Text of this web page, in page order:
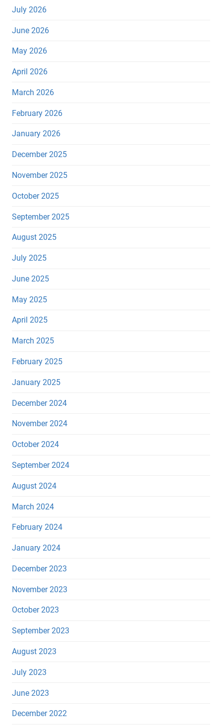
July 2026
June 2026
May 2026
April 2026
March 2026
February 2026
January 2026
December 2025
November 2025
October 2025
September 2025
August 2025
July 2025
June 2025
May 2025
April 2025
March 2025
February 2025
January 2025
December 2024
November 2024
October 2024
September 2024
August 2024
March 2024
February 2024
January 2024
December 2023
November 2023
October 2023
September 2023
August 2023
July 2023
June 2023
December 2022